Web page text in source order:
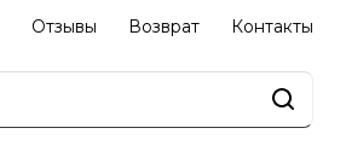
Отзывы Возврат Контакты